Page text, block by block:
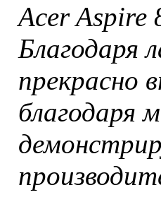
Acer
Благодаря
прекрасно
благодаря